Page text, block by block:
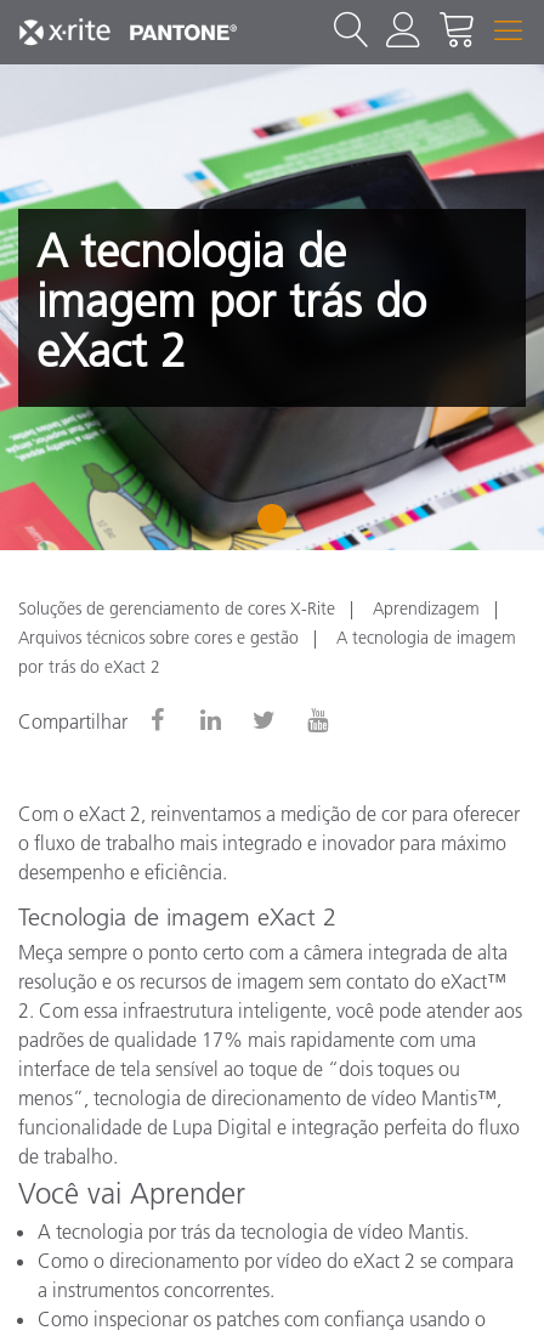
A tecnologia de
imagem por trás do
eXact 2
1
Soluções de gerenciamento de cores X-Rite
Aprendizagem
Arquivos técnicos sobre cores e gestão
A tecnologia de imagem
por trás do eXact 2
Compartilhar
Com o eXact 2, reinventamos a medição de cor para oferecer
o fluxo de trabalho mais integrado e inovador para máximo
desempenho e eficiência.
Tecnologia de imagem eXact 2
Meça sempre o ponto certo com a câmera integrada de alta
resolução e os recursos de imagem sem contato do eXact™
2. Com essa infraestrutura inteligente, você pode atender aos
padrões de qualidade 17% mais rapidamente com uma
interface de tela sensível ao toque de “dois toques ou
menos”, tecnologia de direcionamento de vídeo Mantis™,
funcionalidade de Lupa Digital e integração perfeita do fluxo
de trabalho.
Você vai Aprender
A tecnologia por trás da tecnologia de vídeo Mantis.
Como o direcionamento por vídeo do eXact 2 se compara
a instrumentos concorrentes.
Como inspecionar os patches com confiança usando o